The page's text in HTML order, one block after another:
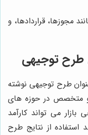
مجوزها، قراردادها، و
توجیهی
طرح توجیهی نوشته
متخصص در حوزه های
می تواند کارآمد
از نتایج طرح